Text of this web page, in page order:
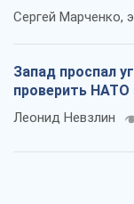
Сергей Марченко,
Запад проспал
проверить НАТО
Леонид Невзлин